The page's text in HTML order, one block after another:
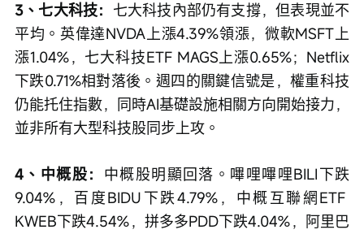
3、七大科技： 七大科技內部仍有支撐，但表現並不
平均。英偉達NVDA上漲4.39%領漲，微軟MSFT上
漲1.04%，七大科技ETF MAGS上漲0.65%；Netflix
下跌0.71%相對落後。週四的關鍵信號是，權重科技
仍能托住指數，同時AI基礎設施相關方向開始接力，
並非所有大型科技股同步上攻。
4、中概股： 中概股明顯回落。嗶哩嗶哩BILI下跌
9.04%，百度BIDU下跌4.79%，中概互聯網ETF
KWEB下跌4.54%，拼多多PDD下跌4.04%，阿里巴